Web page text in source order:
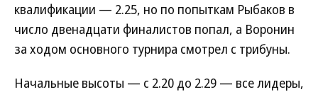
квалификации — 2.25, но по попыткам Рыбаков в
число двенадцати финалистов попал, а Воронин
за ходом основного турнира смотрел с трибуны.
Начальные высоты — с 2.20 до 2.29 — все лидеры,